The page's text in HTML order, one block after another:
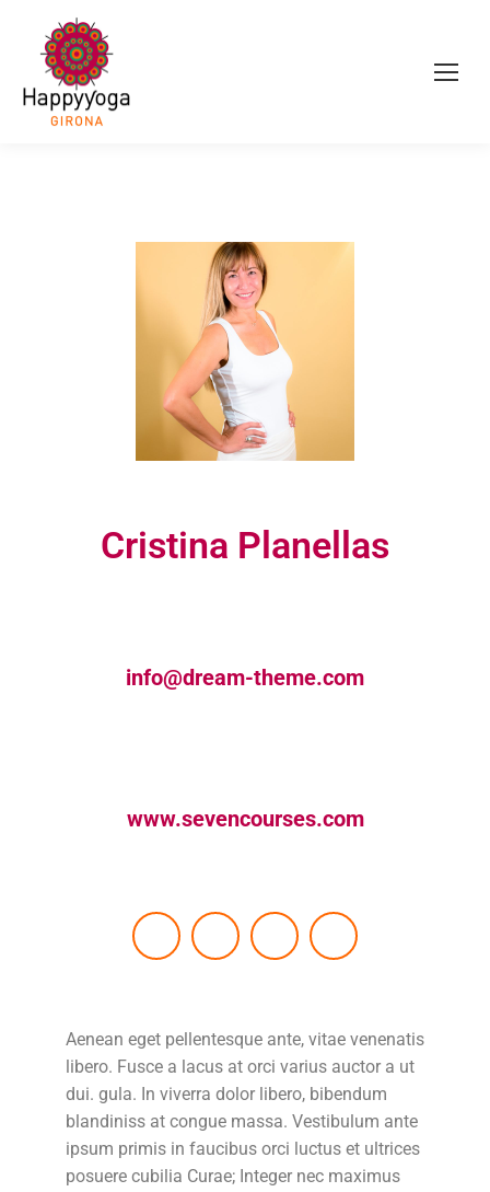
Cristina Planellas
Aenean eget pellentesque ante, vitae venenatis
libero. Fusce a lacus at orci varius auctor a ut
dui. gula. In viverra dolor libero, bibendum
blandiniss at congue massa. Vestibulum ante
ipsum primis in faucibus orci luctus et ultrices
posuere cubilia Curae; Integer nec maximus
info@dream-theme.com
www.sevencourses.com